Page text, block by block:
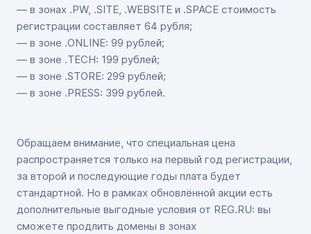
— в зонах .PW, .SITE, .WEBSITE и .SPACE стоимость
регистрации составляет 64 рубля;
— в зоне .ONLINE: 99 рублей;
— в зоне .TECH: 199 рублей;
— в зоне .STORE: 299 рублей;
— в зоне .PRESS: 399 рублей.
Обращаем внимание, что специальная цена
распространяется только на первый год регистрации,
за второй и последующие годы плата будет
стандартной. Но в рамках обновлённой акции есть
дополнительные выгодные условия от REG.RU: вы
сможете продлить домены в зонах